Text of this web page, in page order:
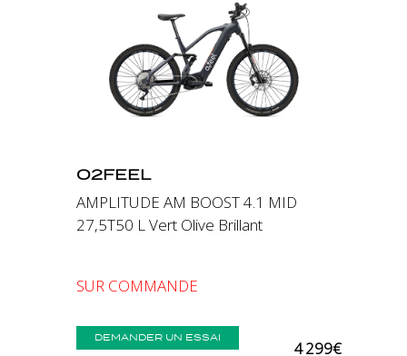
Précédent
O2FEEL
AMPLITUDE AM BOOST 4.1 MID
27,5T50 L Vert Olive Brillant
SUR COMMANDE
DEMANDER UN ESSAI
4 299€